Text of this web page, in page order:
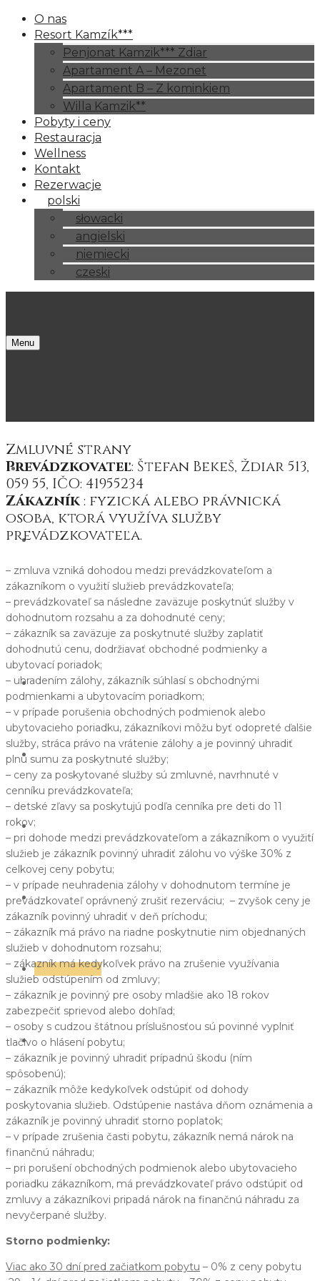
O nas
Resort Kamzík***
Penjonat Kamzik*** Zdiar
Apartament A – Mezonet
Apartament B – Z kominkiem
Willa Kamzik**
Pobyty i ceny
Restauracja
Wellness
Kontakt
Rezerwacje
polski
słowacki
angielski
niemiecki
czeski
Menu
O nas
Resort Kamzík***
Penjonat Kamzik*** Zdiar
Apartament A – Mezonet
Apartament B – Z kominkiem
Willa Kamzik**
Pobyty i ceny
Restauracja
Wellness
Kontakt
Rezerwacje
polski
słowacki
angielski
niemiecki
czeski
Zmluvné strany
Prevádzkovateľ: Štefan Bekeš, Ždiar 513,
059 55, IČO: 41955234
Zákazník: fyzická alebo právnická
osoba, ktorá využíva služby
prevádzkovateľa.
– zmluva vzniká dohodou medzi prevádzkovateľom a
zákazníkom o využití služieb prevádzkovateľa;
– prevádzkovateľ sa následne zaväzuje poskytnúť služby v
dohodnutom rozsahu a za dohodnuté ceny;
– zákazník sa zaväzuje za poskytnuté služby zaplatiť
dohodnutú cenu, dodržiavať obchodné podmienky a
ubytovací poriadok;
– uhradením zálohy, zákazník súhlasí s obchodnými
podmienkami a ubytovacím poriadkom;
– v prípade porušenia obchodných podmienok alebo
ubytovacieho poriadku, zákazníkovi môžu byť odopreté ďalšie
služby, stráca právo na vrátenie zálohy a je povinný uhradiť
plnú sumu za poskytnuté služby;
– ceny za poskytované služby sú zmluvné, navrhnuté v
cenníku prevádzkovateľa;
– detské zľavy sa poskytujú podľa cenníka pre deti do 11
rokov;
– pri dohode medzi prevádzkovateľom a zákazníkom o využití
služieb je zákazník povinný uhradiť zálohu vo výške 30% z
celkovej ceny pobytu;
– v prípade neuhradenia zálohy v dohodnutom termíne je
prevádzkovateľ oprávnený zrušiť rezerváciu; – zvyšok ceny je
zákazník povinný uhradiť v deň príchodu;
– zákazník má právo na riadne poskytnutie nim objednaných
služieb v dohodnutom rozsahu;
– zákazník má kedykoľvek právo na zrušenie využívania
služieb odstúpením od zmluvy;
– zákazník je povinný pre osoby mladšie ako 18 rokov
zabezpečiť sprievod alebo dohľad;
– osoby s cudzou štátnou príslušnosťou sú povinné vyplniť
tlačivo o hlásení pobytu;
– zákazník je povinný uhradiť prípadnú škodu (ním
spôsobenú);
– zákazník môže kedykoľvek odstúpiť od dohody
poskytovania služieb. Odstúpenie nastáva dňom oznámenia a
zákazník je povinný uhradiť storno poplatok;
– v prípade zrušenia časti pobytu, zákazník nemá nárok na
finančnú náhradu;
– pri porušení obchodných podmienok alebo ubytovacieho
poriadku zákazníkom, má prevádzkovateľ právo odstúpiť od
zmluvy a zákazníkovi pripadá nárok na finančnú náhradu za
nevyčerpané služby.
Storno podmienky:
Viac ako 30 dní pred začiatkom pobytu – 0% z ceny pobytu